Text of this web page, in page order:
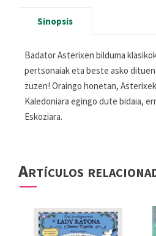
Sinopsis
Badator Asterixen bilduma
pertsonaiak eta beste asko
zuzen! Oraingo honetan,
Kaledoniara egingo dute bidaia,
Eskoziara.
Artículos